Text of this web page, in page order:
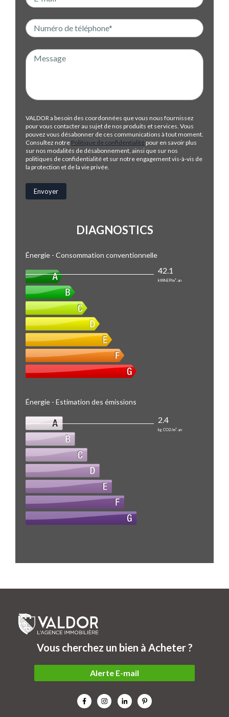
VALDOR a besoin des coordonnées que vous nous fournissez
pour vous contacter au sujet de nos produits et services. Vous
pouvez vous désabonner de ces communications à tout moment.
Consultez notre Politique de confidentialité pour en savoir plus
sur nos modalités de désabonnement, ainsi que sur nos
politiques de confidentialité et sur notre engagement vis-à-vis de
la protection et de la vie privée.
DIAGNOSTICS
Énergie - Consommation conventionnelle
42.1
kWhEP/m².an
Énergie - Estimation des émissions
2.4
kg CO2/m².an
Vous cherchez un bien à Acheter ?
Alerte E-mail